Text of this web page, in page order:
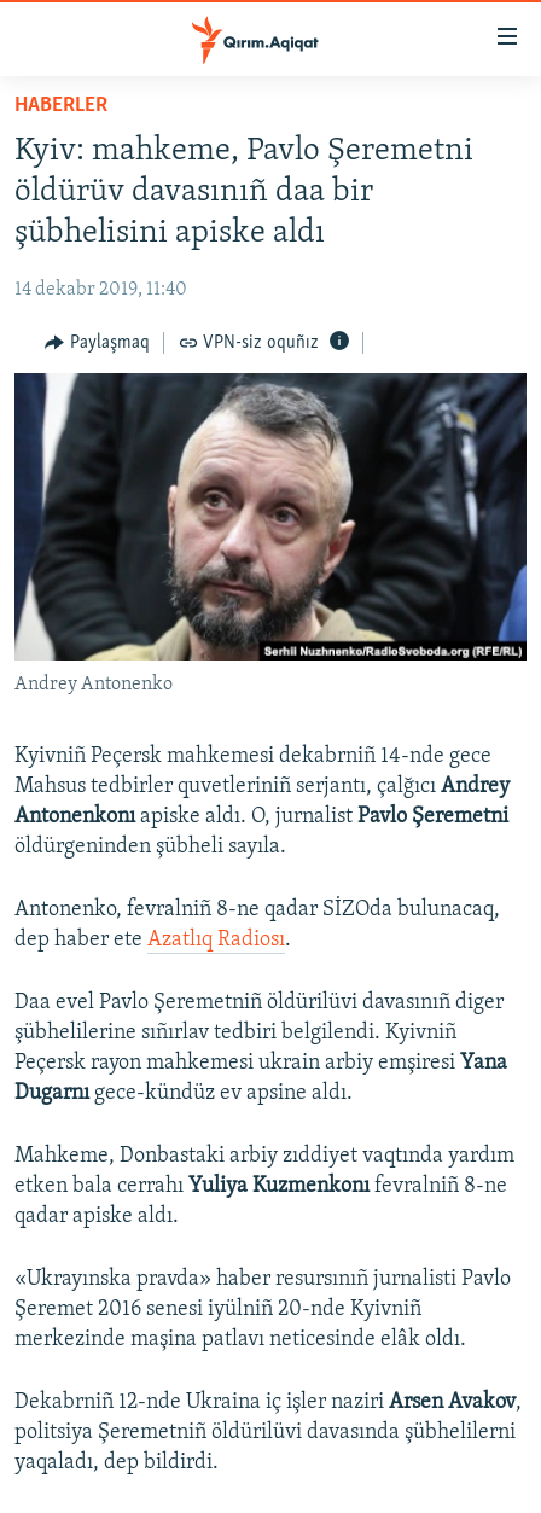
Esas
qaytmaq
Baş
navigatsiyağa
qaytmaq
Qıdıruvğa
SİYASET
İQTİSADİYAT
MEDENİYET
İNSAN AQLARI
VİDEO
SÜRET
BLOGLAR
FİKİR
Русский
Українською
QOŞULIÑIZ!
RFE/RS bütün saytları
HABERLER
Kyiv: mahkeme, Pavlo Şeremetni
öldürüv davasınıñ daa bir
şübhelisini apiske aldı
14 dekabr 2019, 11:40
Paylaşmaq VPN-siz oquñız
Andrey Antonenko
Kyivniñ Peçersk mahkemesi dekabrniñ 14-nde gece
Mahsus tedbirler quvetleriniñ serjantı, çalğıcı Andrey
Antonenkonıapiske aldı. O, jurnalist Pavlo Şeremetni
öldürgeninden şübheli sayıla.
Antonenko, fevralniñ 8-ne qadar SİZOda bulunacaq,
dep haber ete Azatlıq Radiosı.
Daa evel Pavlo Şeremetniñ öldürilüvi davasınıñ diger
şübhelilerine sıñırlav tedbiri belgilendi. Kyivniñ
Peçersk rayon mahkemesi ukrain arbiy emşiresi Yana
Dugarnıgece-kündüz ev apsine aldı.
Mahkeme, Donbastaki arbiy zıddiyet vaqtında yardım
etken bala cerrahı Yuliya Kuzmenkonıfevralniñ 8-ne
qadar apiske aldı.
«Ukrayınska pravda» haber resursınıñ jurnalisti Pavlo
Şeremet 2016 senesi iyülniñ 20-nde Kyivniñ
merkezinde maşina patlavı neticesinde elâk oldı.
Dekabrniñ 12-nde Ukraina iç işler naziri Arsen Avakov,
politsiya Şeremetniñ öldürilüvi davasında şübhelilerni
yaqaladı, dep bildirdi.